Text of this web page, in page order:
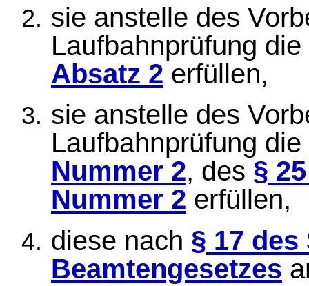
sie anstelle des
Laufbahnprüfung
Absatz 2 erfüllen,
sie anstelle des
Laufbahnprüfung
Nummer 2, des §
Nummer 2 erfüllen,
diese nach § 17
Beamtengesetzes